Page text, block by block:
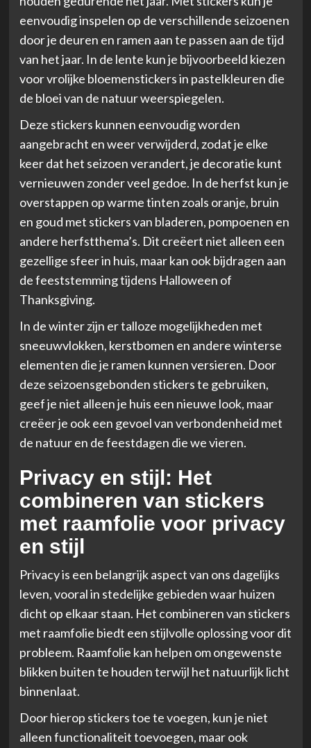
eenvoudig inspelen op de verschillende seizoenen
door je deuren en ramen aan te passen aan de tijd
van het jaar. In de lente kun je bijvoorbeeld kiezen
voor vrolijke bloemenstickers in pastelkleuren die
de bloei van de natuur weerspiegelen.
Deze stickers kunnen eenvoudig worden
aangebracht en weer verwijderd, zodat je elke
keer dat het seizoen verandert, je decoratie kunt
vernieuwen zonder veel gedoe. In de herfst kun je
overstappen op warme tinten zoals oranje, bruin
en goud met stickers van bladeren, pompoenen en
andere herfstthema’s. Dit creëert niet alleen een
gezellige sfeer in huis, maar kan ook bijdragen aan
de feeststemming tijdens Halloween of
Thanksgiving.
In de winter zijn er talloze mogelijkheden met
sneeuwvlokken, kerstbomen en andere winterse
elementen die je ramen kunnen versieren. Door
deze seizoensgebonden stickers te gebruiken,
geef je niet alleen je huis een nieuwe look, maar
creëer je ook een gevoel van verbondenheid met
de natuur en de feestdagen die we vieren.
Privacy en stijl: Het
combineren van stickers
met raamfolie voor privacy
en stijl
Privacy is een belangrijk aspect van ons dagelijks
leven, vooral in stedelijke gebieden waar huizen
dicht op elkaar staan. Het combineren van stickers
met raamfolie biedt een stijlvolle oplossing voor dit
probleem. Raamfolie kan helpen om ongewenste
blikken buiten te houden terwijl het natuurlijk licht
binnenlaat.
Door hierop stickers toe te voegen, kun je niet
alleen functionaliteit toevoegen, maar ook